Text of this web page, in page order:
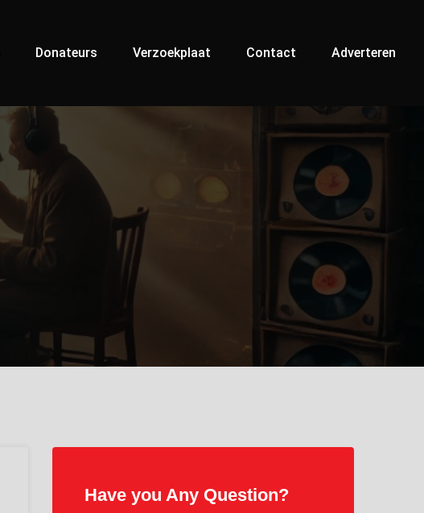
Donateurs Verzoekplaat Contact Adverteren
Have you Any Question?